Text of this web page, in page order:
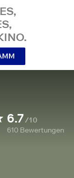
6.7/10
610 Bewertungen